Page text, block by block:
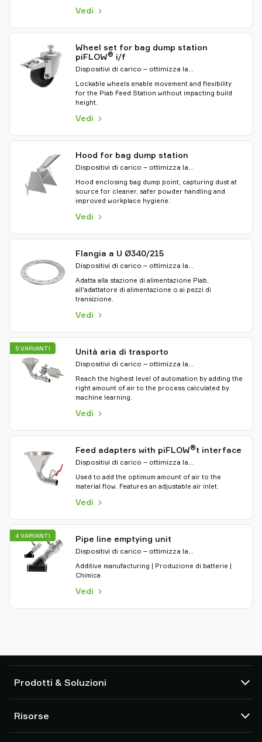
Vedi
Wheel set for bag dump station
piFLOW® i/f
Dispositivi di carico – ottimizza la
movimentazione del materiale
Lockable wheels enable movement and flexibility
for the Piab Feed Station without impacting build
height.
Vedi
Hood for bag dump station
Dispositivi di carico – ottimizza la
movimentazione del materiale
Hood enclosing bag dump point, capturing dust at
source for cleaner, safer powder handling and
improved workplace hygiene.
Vedi
Flangia a U Ø340/215
Dispositivi di carico – ottimizza la
movimentazione del materiale
Adatta alla stazione di alimentazione Piab,
all'adattatore di alimentazione o ai pezzi di
transizione.
Vedi
Unità aria di trasporto
Dispositivi di carico – ottimizza la
movimentazione del materiale
Reach the highest level of automation by adding the
right amount of air to the process calculated by
machine learning.
Vedi
5 VARIANTI
Feed adapters with piFLOW®t interface
Dispositivi di carico – ottimizza la
movimentazione del materiale
Used to add the optimum amount of air to the
material flow. Features an adjustable air inlet.
Vedi
Pipe line emptying unit
Dispositivi di carico – ottimizza la
movimentazione del materiale
Additive manufacturing | Produzione di batterie |
Chimica
Vedi
4 VARIANTI
Prodotti & Soluzioni
Ventose e gripper morbidi
Componenti per organi di presa (EOAT) per robot
Risorse